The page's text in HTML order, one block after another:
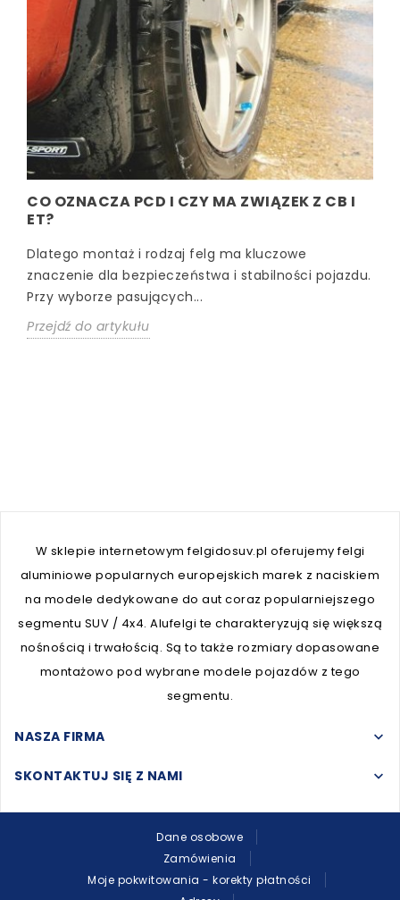
CO OZNACZA PCD I CZY MA ZWIĄZEK Z CB I
ET?
Dlatego montaż i rodzaj felg ma kluczowe
znaczenie dla bezpieczeństwa i stabilności pojazdu.
Przy wyborze pasujących...
Przejdź do artykułu
W sklepie internetowym felgidosuv.pl oferujemy felgi
aluminiowe popularnych europejskich marek z naciskiem
na modele dedykowane do aut coraz popularniejszego
segmentu SUV / 4x4. Alufelgi te charakteryzują się większą
nośnością i trwałością. Są to także rozmiary dopasowane
montażowo pod wybrane modele pojazdów z tego
segmentu.
NASZA FIRMA keyboard_arrow_down
SKONTAKTUJ SIĘ Z NAMI keyboard_arrow_down
Dane osobowe
Zamówienia
Moje pokwitowania - korekty płatności